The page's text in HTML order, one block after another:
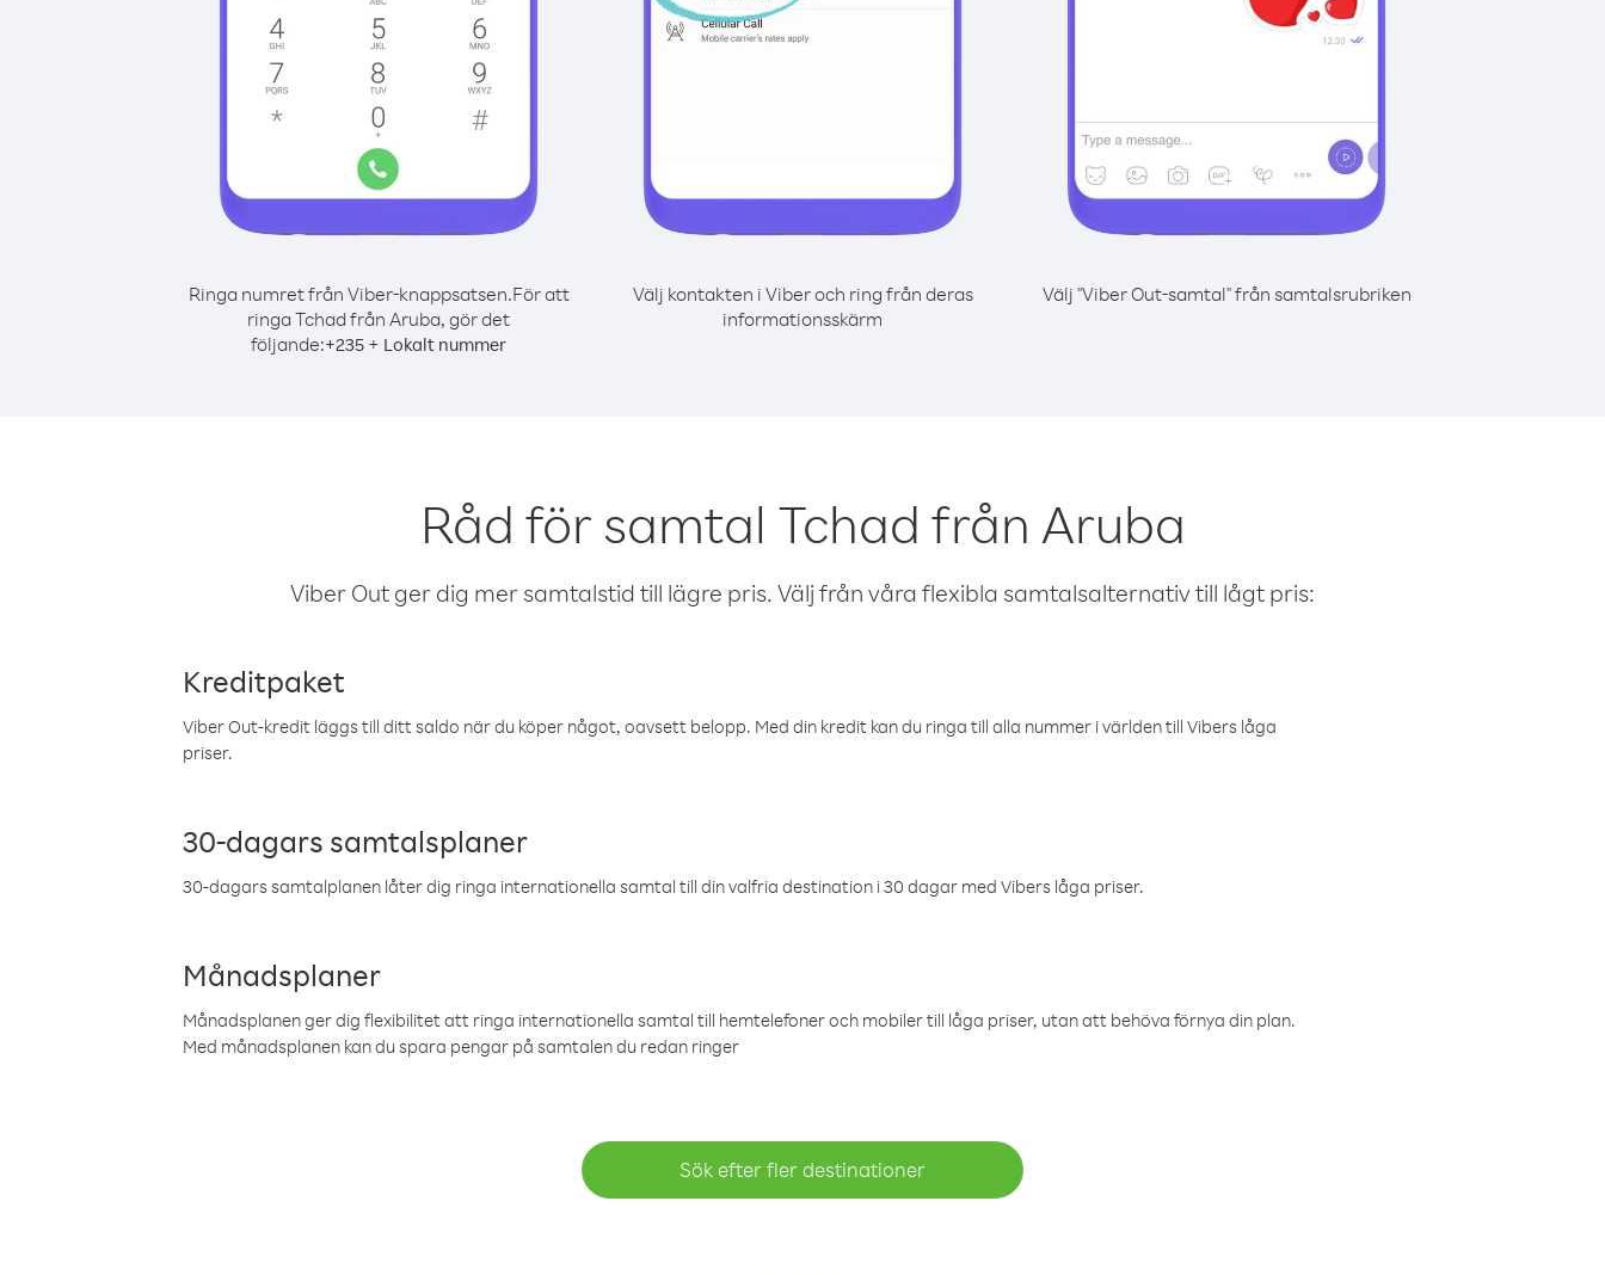
Ringa numret från Viber-knappsatsen.För att
ringa Tchad från Aruba, gör det
följande:+235 + Lokalt nummer
Välj kontakten i Viber och ring från deras
informationsskärm
Välj "Viber Out-samtal" från samtalsrubriken
Råd för samtal Tchad från Aruba
Viber Out ger dig mer samtalstid till lägre pris. Välj från våra flexibla samtalsalternativ till lågt pris:
Kreditpaket
Viber Out-kredit läggs till ditt saldo när du köper något, oavsett belopp. Med din kredit kan du ringa till alla nummer i världen till Vibers låga
priser.
30-dagars samtalsplaner
30-dagars samtalplanen låter dig ringa internationella samtal till din valfria destination i 30 dagar med Vibers låga priser.
Månadsplaner
Månadsplanen ger dig flexibilitet att ringa internationella samtal till hemtelefoner och mobiler till låga priser, utan att behöva förnya din plan.
Med månadsplanen kan du spara pengar på samtalen du redan ringer
Sök efter fler destinationer